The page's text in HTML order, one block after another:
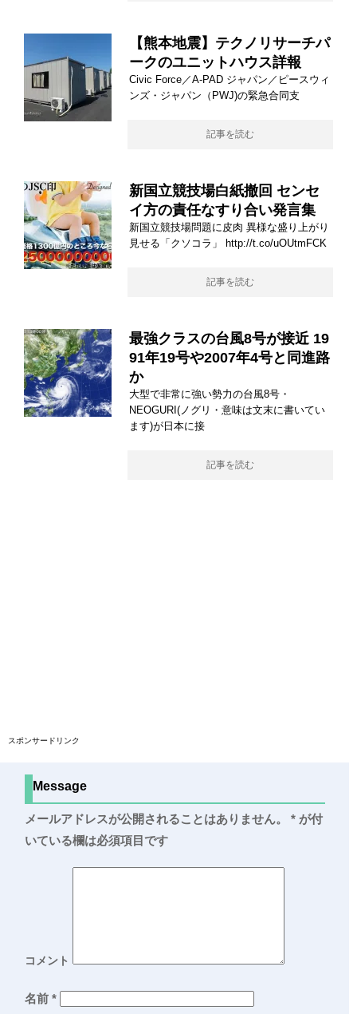
【熊本地震】テクノリサーチパ
ークのユニットハウス詳報
Civic Force／A-PAD ジャパン／ピースウィ
ンズ・ジャパン（PWJ)の緊急合同支
記事を読む
新国立競技場白紙撤回 センセ
イ方の責任なすり合い発言集
新国立競技場問題に皮肉 異様な盛り上がり
見せる「クソコラ」 http://t.co/uOUtmFCK
記事を読む
最強クラスの台風8号が接近 19
91年19号や2007年4号と同進路
か
大型で非常に強い勢力の台風8号・
NEOGURI(ノグリ・意味は文末に書いてい
ます)が日本に接
記事を読む
スポンサードリンク
Message
メールアドレスが公開されることはありません。 * が付
いている欄は必須項目です
コメント
名前 *